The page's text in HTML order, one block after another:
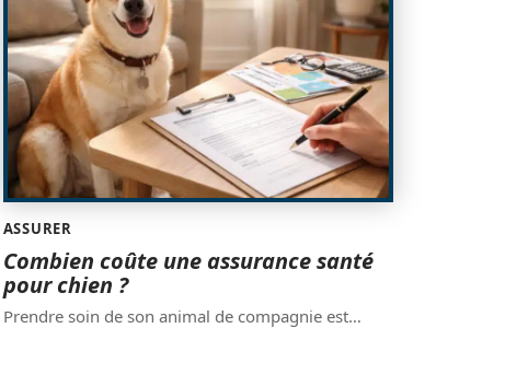
ASSURER
Combien coûte une assurance santé
pour chien ?
Prendre soin de son animal de compagnie est…